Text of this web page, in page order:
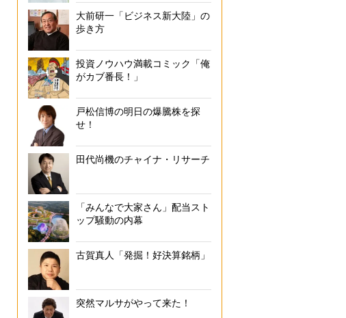
大前研一「ビジネス新大陸」の
歩き方
投資ノウハウ満載コミック「俺
がカブ番長！」
戸松信博の明日の爆騰株を探
せ！
田代尚機のチャイナ・リサーチ
「みんなで大家さん」配当スト
ップ騒動の内幕
古賀真人「発掘！好決算銘柄」
突然マルサがやって来た！